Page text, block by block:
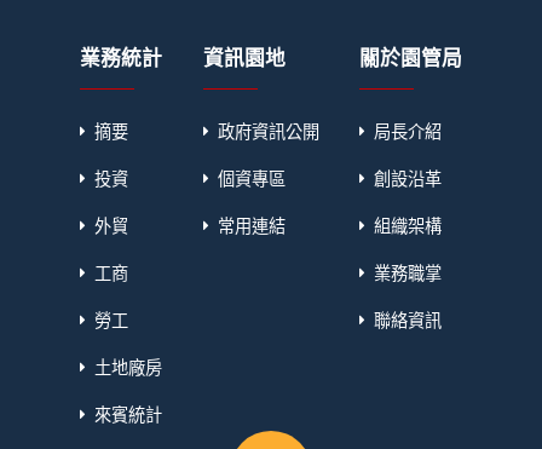
業務統計
摘要
投資
外貿
工商
勞工
土地廠房
來賓統計
資訊園地
政府資訊公開
個資專區
常用連結
關於園管局
局長介紹
創設沿革
組織架構
業務職掌
聯絡資訊